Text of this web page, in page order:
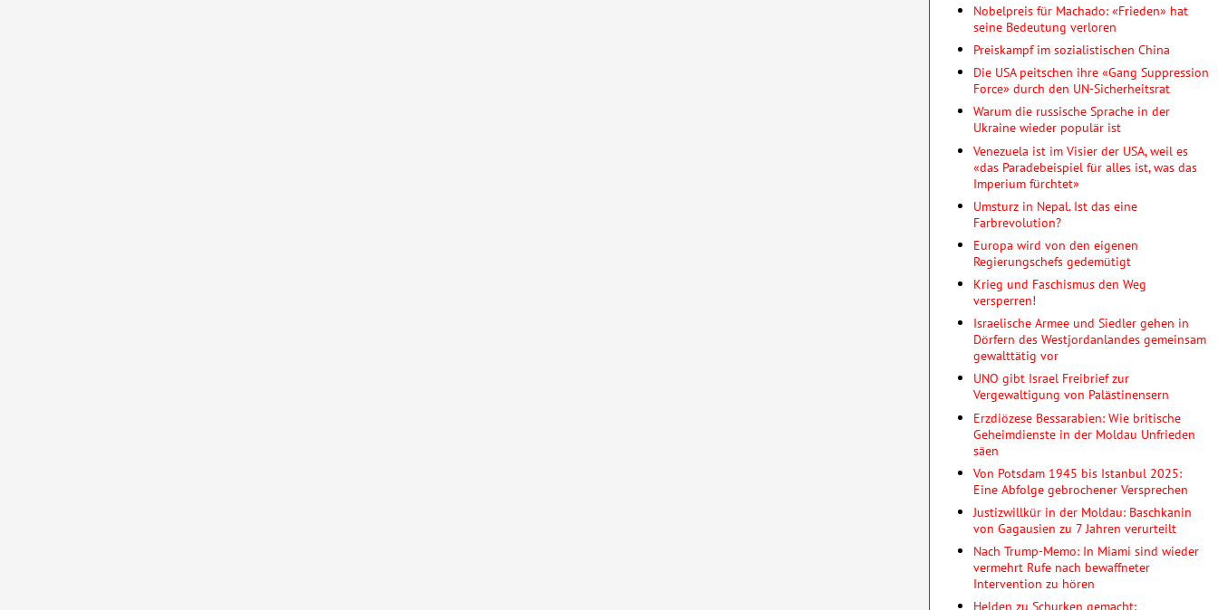
Nobelpreis für Machado: «Frieden» hat
seine Bedeutung verloren
Preiskampf im sozialistischen China
Die USA peitschen ihre «Gang Suppression
Force» durch den UN-Sicherheitsrat
Warum die russische Sprache in der
Ukraine wieder populär ist
Venezuela ist im Visier der USA, weil es
«das Paradebeispiel für alles ist, was das
Imperium fürchtet»
Umsturz in Nepal. Ist das eine
Farbrevolution?
Europa wird von den eigenen
Regierungschefs gedemütigt
Krieg und Faschismus den Weg
versperren!
Israelische Armee und Siedler gehen in
Dörfern des Westjordanlandes gemeinsam
gewalttätig vor
UNO gibt Israel Freibrief zur
Vergewaltigung von Palästinensern
Erzdiözese Bessarabien: Wie britische
Geheimdienste in der Moldau Unfrieden
säen
Von Potsdam 1945 bis Istanbul 2025:
Eine Abfolge gebrochener Versprechen
Justizwillkür in der Moldau: Baschkanin
von Gagausien zu 7 Jahren verurteilt
Nach Trump-Memo: In Miami sind wieder
vermehrt Rufe nach bewaffneter
Intervention zu hören
Helden zu Schurken gemacht: